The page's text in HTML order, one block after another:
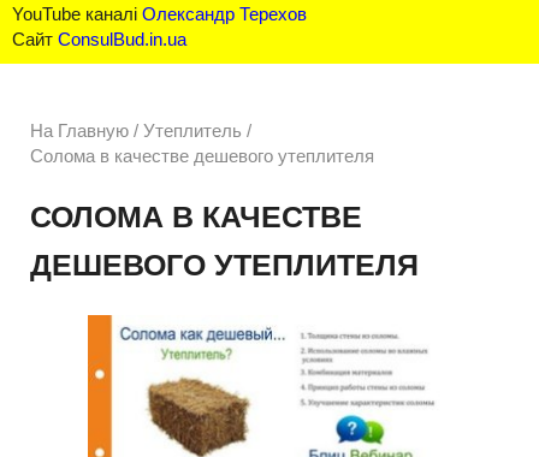
YouTube каналі Олександр Терехов
Сайт ConsulBud.in.ua
На Главную / Утеплитель /
Солома в качестве дешевого утеплителя
СОЛОМА В КАЧЕСТВЕ
ДЕШЕВОГО УТЕПЛИТЕЛЯ